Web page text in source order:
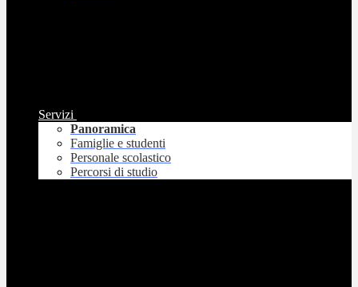
Servizi
Panoramica
Famiglie e studenti
Personale scolastico
Percorsi di studio